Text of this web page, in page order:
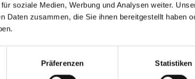
soziale Medien, Werbung und Analysen weiter.
Daten zusammen, die Sie ihnen bereitgestellt haben
Präferenzen Statistiken